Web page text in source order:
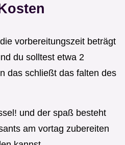
vorbereitungszeit beträgt
du solltest etwa 2
das schließt das falten des
und der spaß besteht
am vortag zubereiten